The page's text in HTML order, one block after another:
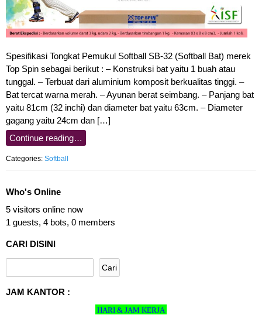
Spesifikasi Tongkat Pemukul Softball SB-32 (Softball Bat) merek
Top Spin sebagai berikut : – Konstruksi bat yaitu 1 buah atau
tunggal. – Terbuat dari aluminium komposit berkualitas tinggi. –
Bat tercat warna merah. – Ayunan berat seimbang. – Panjang bat
yaitu 81cm (32 inchi) dan diameter bat yaitu 63cm. – Diameter
gagang yaitu 24cm dan […]
Continue reading…
Categories: Softball
Who's Online
5 visitors online now
1 guests, 4 bots, 0 members
CARI DISINI
JAM KANTOR :
HARI & JAM KERJA